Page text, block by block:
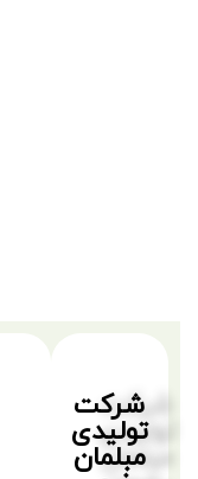
شرکت
تولیدی
مبلمان